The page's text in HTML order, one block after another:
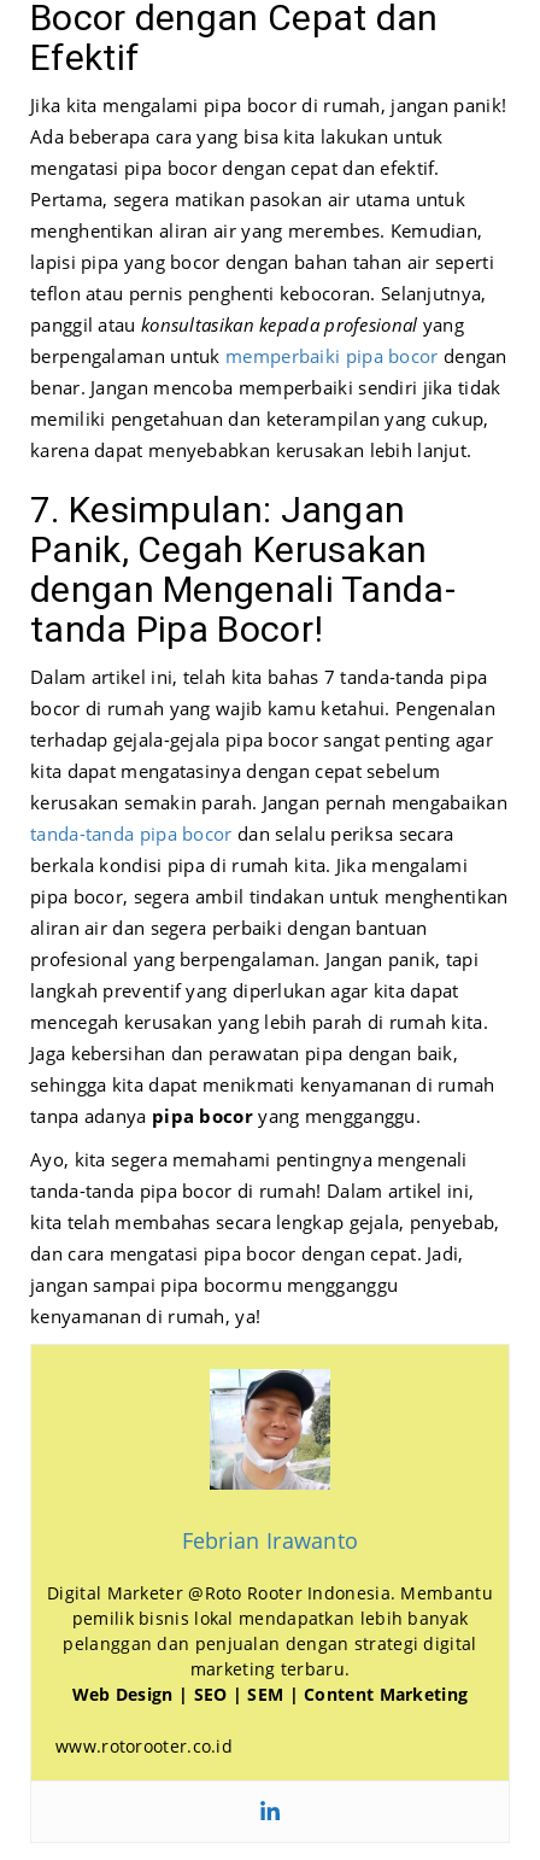
Bocor dengan Cepat dan
Efektif
Jika kita mengalami pipa bocor di rumah, jangan panik!
Ada beberapa cara yang bisa kita lakukan untuk
mengatasi pipa bocor dengan cepat dan efektif.
Pertama, segera matikan pasokan air utama untuk
menghentikan aliran air yang merembes. Kemudian,
lapisi pipa yang bocor dengan bahan tahan air seperti
teflon atau pernis penghenti kebocoran. Selanjutnya,
panggil atau konsultasikan kepada profesional yang
berpengalaman untuk memperbaiki pipa bocor dengan
benar. Jangan mencoba memperbaiki sendiri jika tidak
memiliki pengetahuan dan keterampilan yang cukup,
karena dapat menyebabkan kerusakan lebih lanjut.
7. Kesimpulan: Jangan
Panik, Cegah Kerusakan
dengan Mengenali Tanda-
tanda Pipa Bocor!
Dalam artikel ini, telah kita bahas 7 tanda-tanda pipa
bocor di rumah yang wajib kamu ketahui. Pengenalan
terhadap gejala-gejala pipa bocor sangat penting agar
kita dapat mengatasinya dengan cepat sebelum
kerusakan semakin parah. Jangan pernah mengabaikan
tanda-tanda pipa bocor dan selalu periksa secara
berkala kondisi pipa di rumah kita. Jika mengalami
pipa bocor, segera ambil tindakan untuk menghentikan
aliran air dan segera perbaiki dengan bantuan
profesional yang berpengalaman. Jangan panik, tapi
langkah preventif yang diperlukan agar kita dapat
mencegah kerusakan yang lebih parah di rumah kita.
Jaga kebersihan dan perawatan pipa dengan baik,
sehingga kita dapat menikmati kenyamanan di rumah
tanpa adanya pipa bocoryang mengganggu.
Ayo, kita segera memahami pentingnya mengenali
tanda-tanda pipa bocor di rumah! Dalam artikel ini,
kita telah membahas secara lengkap gejala, penyebab,
dan cara mengatasi pipa bocor dengan cepat. Jadi,
jangan sampai pipa bocormu mengganggu
kenyamanan di rumah, ya!
Febrian Irawanto
Digital Marketer @Roto Rooter Indonesia. Membantu
pemilik bisnis lokal mendapatkan lebih banyak
pelanggan dan penjualan dengan strategi digital
marketing terbaru.
Web Design | SEO | SEM | Content Marketing
www.rotorooter.co.id